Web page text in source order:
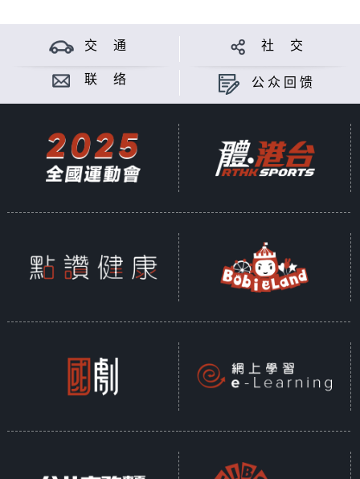
医地让弟弟秦泽假扮她完成演出，没想到效果
却出人意料的好，收获了意外之喜的秦雅便联
想到可以让弟弟“成为自己」而短暂代替她的
然秦泽百般不情愿，却也在姐姐的「威逼利
诱」之下一次次挑战换装，而在这个过程中，
他逐渐找回了歌唱的初心与自信，也收获了真
挚的友情，姐弟俩的笑闹日常更是上演了一场
交 通 社 交
联 络 公众回馈